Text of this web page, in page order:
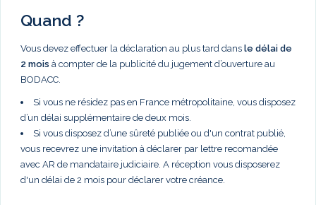
Quand ?
Vous devez effectuer la déclaration au plus tard dans le délai de
2 mois à compter de la publicité du jugement d’ouverture au
BODACC.
Si vous ne résidez pas en France métropolitaine, vous disposez
d’un délai supplémentaire de deux mois.
Si vous disposez d’une sûreté publiée ou d'un contrat publié,
vous recevrez une invitation à déclarer par lettre recomandée
avec AR de mandataire judiciaire. A réception vous disposerez
d'un délai de 2 mois pour déclarer votre créance.